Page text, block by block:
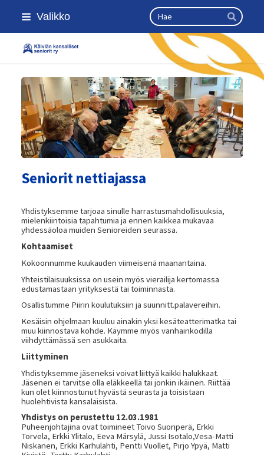
Siirry
sivun
Valikko Haku
Hae
Kansallinen senioriliitto
Seniorit nettiajassa
Yhdistyksemme tarjoaa sinulle harrastusmahdollisuuksia,
mielenkiintoisia tapahtumia ja ennen kaikkea mukavaa
yhdessäoloa muiden Senioreiden seurassa.
Kohtaamiset
Kokoonnumme kuukauden viimeisenä maanantaina.
Yhteistilaisuuksissa on usein myös vierailija kertomassa
edustamastaan yrityksestä tai toiminnasta.
Osallistumme Piirin koulutuksiin ja suunnitt.palavereihin.
Kesäisin ohjelmaan kuuluu ainakin yksi kesäteatterimatka tai
muu kiinnostava kohde. Käymme myös vanhainkodilla
viihdyttämässä sen asukkaita.
Liittyminen
Yhdistyksemme jäseneksi voivat liittyä kaikki halukkaat.
Jäsenen ei tarvitse olla eläkkeellä tai jonkin ikäinen. Riittää
kun olet kiinnostunut hyvästä seurasta ja toisistaan
huolehtivista kansalaisista.
Yhdistys on perustettu 12.03.1981
Puheenjohtajina ovat toimineet Toivo Suonperä, Erkki
Torvela, Erkki Ylitalo, Eeva Märsylä, Jussi Isotalo,Vesa-Matti
Niskanen, Erkki Karhulahti, Pentti Vuollet, Pirjo Ypyä, Matti